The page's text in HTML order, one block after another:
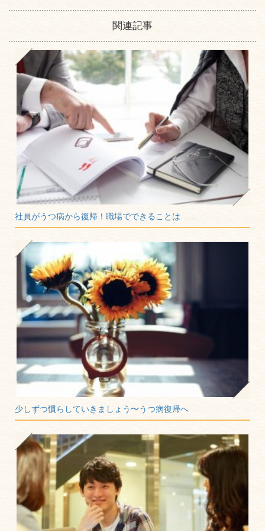
関連記事
社員がうつ病から復帰！職場でできることは……
少しずつ慣らしていきましょう〜うつ病復帰へ